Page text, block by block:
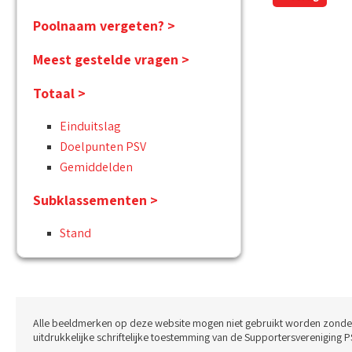
Poolnaam vergeten? >
Meest gestelde vragen >
Totaal >
Einduitslag
Doelpunten PSV
Gemiddelden
Subklassementen >
Stand
Alle beeldmerken op deze website mogen niet gebruikt worden
uitdrukkelijke schriftelijke toestemming van de Supportersvereniging